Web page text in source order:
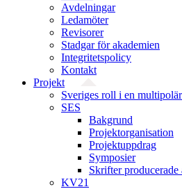
Avdelningar
Ledamöter
Revisorer
Stadgar för akademien
Integritetspolicy
Kontakt
Projekt
Sveriges roll i en
SES
Bakgrund
Projekt­organisation
Projektuppdrag
Symposier
Skrifter producerade
KV21